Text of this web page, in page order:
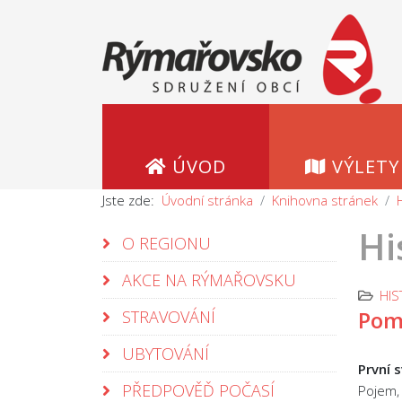
ÚVOD VÝLETY
Jste zde: Úvodní stránka Knihovna stránek
O REGIONU
AKCE NA RÝMAŘOVSKU
STRAVOVÁNÍ
UBYTOVÁNÍ
PŘEDPOVĚĎ POČASÍ
První